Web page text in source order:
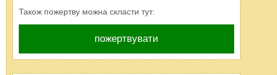
Також пожертву можна скласти тут:
пожертвувати